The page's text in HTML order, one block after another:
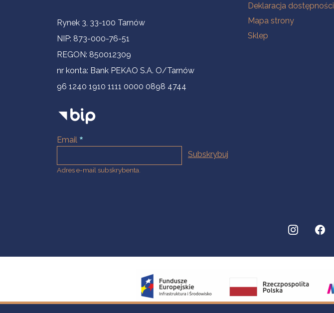
Informacje kontaktowe
Rynek 3, 33-100 Tarnów
NIP: 873-000-76-51
REGON: 850012309
nr konta: Bank PEKAO S.A. O/Tarnów
96 1240 1910 1111 0000 0898 4744
Email
Adres e-mail subskrybenta.
Deklaracja dostępności
Mapa strony
Sklep